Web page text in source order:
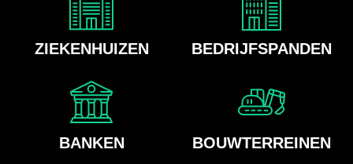
ZIEKENHUIZEN BEDRIJFSPANDEN
BANKEN BOUWTERREINEN